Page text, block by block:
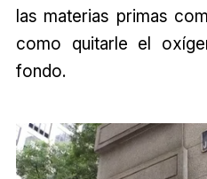
las materias primas
como quitarle el
fondo.